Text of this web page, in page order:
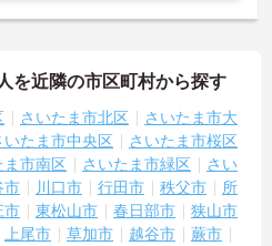
を近隣の市区町村から探す
さいたま市北区
さいたま市大
いたま市中央区
さいたま市桜区
ま市南区 さいたま市緑区
さい
市 川口市 行田市 秩父市
所
市 東松山市 春日部市
狭山市
上尾市 草加市 越谷市
蕨市